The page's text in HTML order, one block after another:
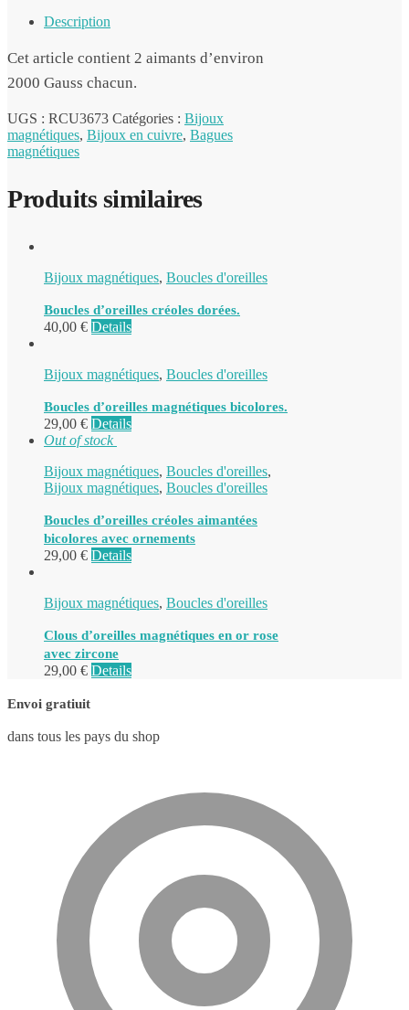
Description
Cet article contient 2 aimants d’environ
2000 Gauss chacun.
UGS : RCU3673 Catégories : Bijoux
magnétiques, Bijoux en cuivre, Bagues
magnétiques
Produits similaires
Bijoux magnétiques, Boucles d'oreilles
Boucles d’oreilles créoles dorées.
40,00 € Details
Bijoux magnétiques, Boucles d'oreilles
Boucles d’oreilles magnétiques bicolores.
29,00 € Details
Out of stock
Bijoux magnétiques, Boucles d'oreilles,
Bijoux magnétiques, Boucles d'oreilles
Boucles d’oreilles créoles aimantées
bicolores avec ornements
29,00 € Details
Bijoux magnétiques, Boucles d'oreilles
Clous d’oreilles magnétiques en or rose
avec zircone
29,00 € Details
Envoi gratiuit
dans tous les pays du shop